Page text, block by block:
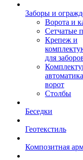
Заборы и
Ворота и
Сетчатые
Крепеж и
для
ворот
Столбы
Беседки
Геотекстиль
Композитная